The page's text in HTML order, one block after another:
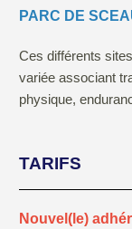
PARC DE
Ces différents
variée associant
physique,
TARIFS
Nouvel(le)